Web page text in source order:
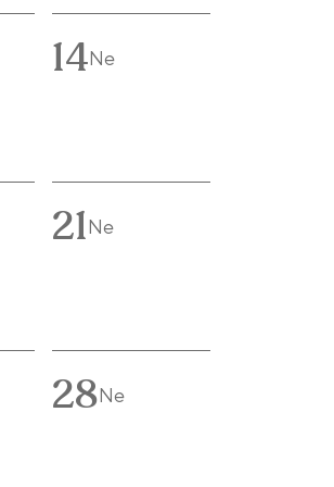
14Ne
21Ne
28Ne